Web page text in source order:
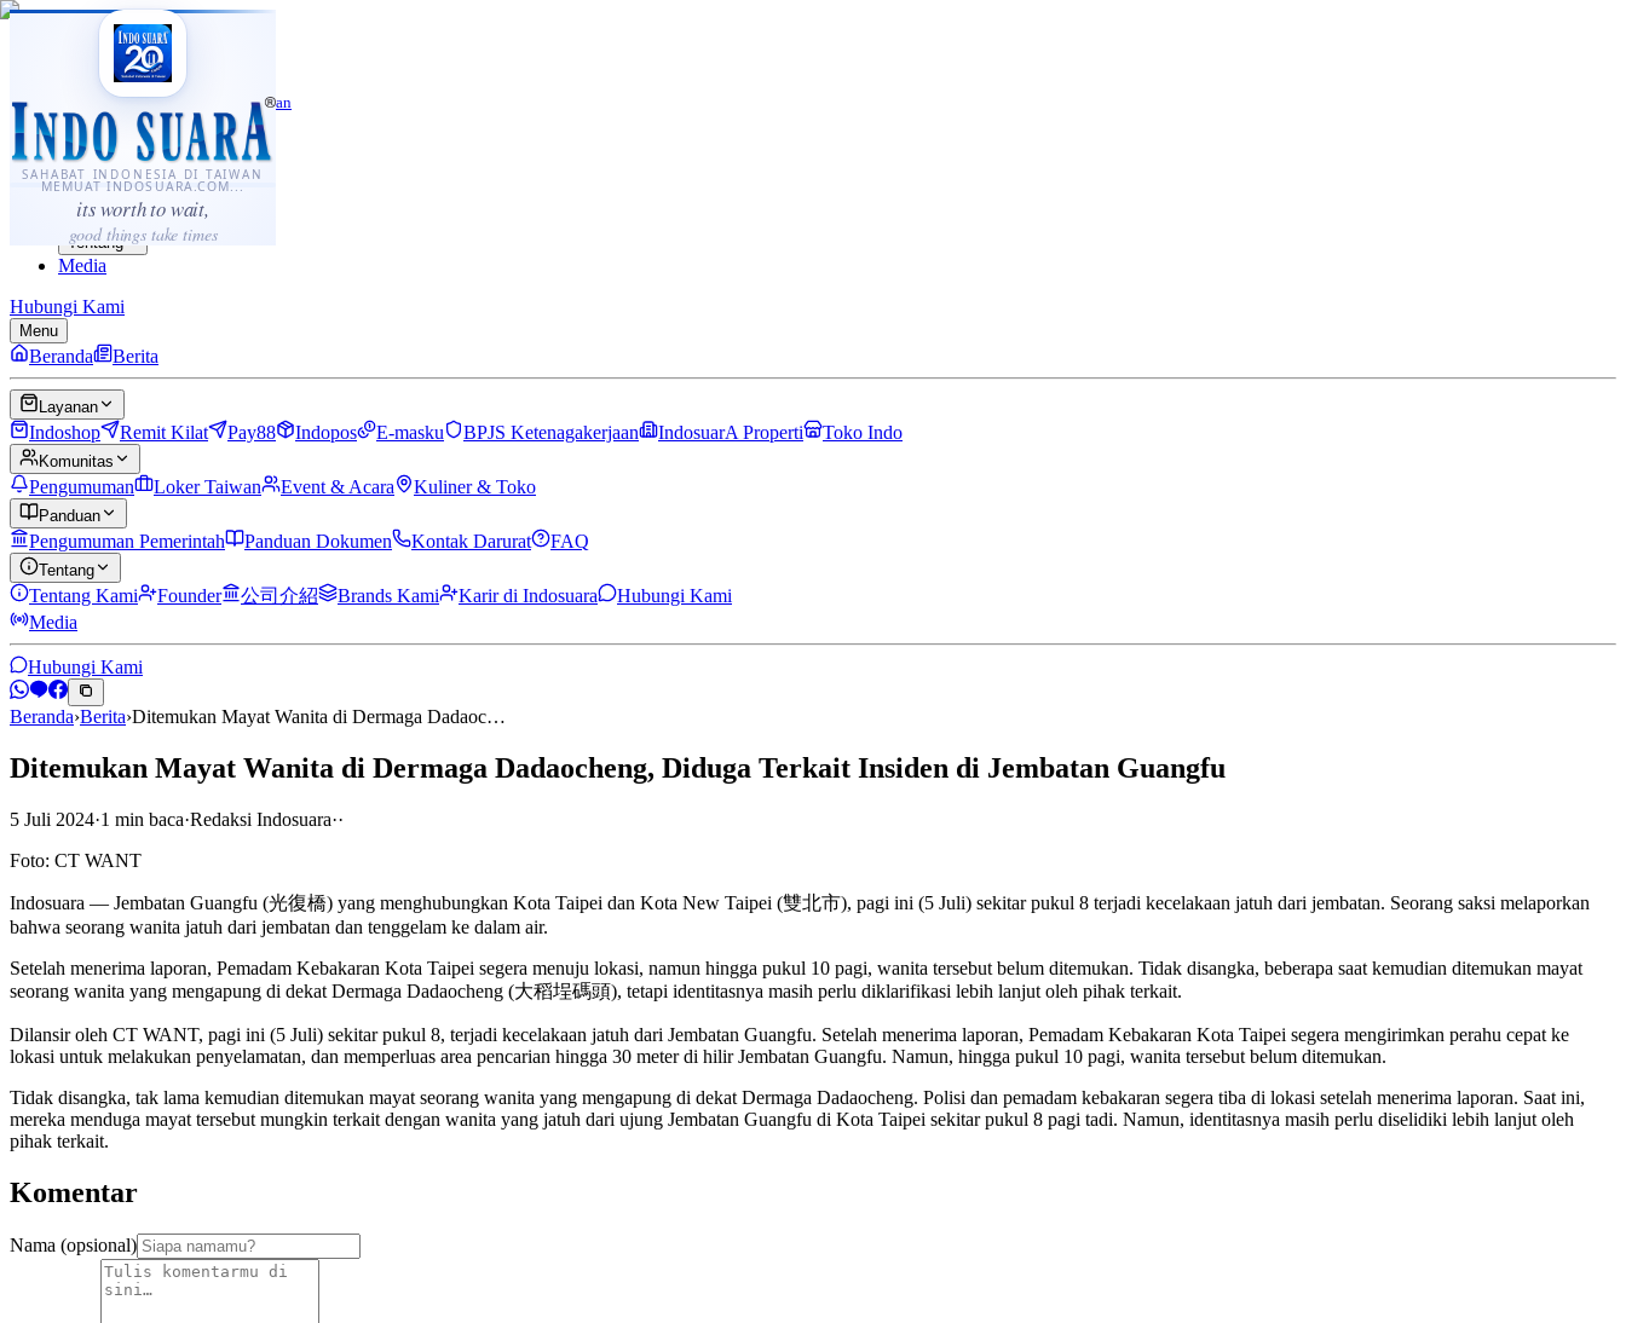
SAHABAT INDONESIA DI TAIWAN
MEMUAT INDOSUARA.COM...
its worth to wait,
good things take times
·...
⌘K
Sahabat Indonesia di Taiwan
Berita
Layanan
Komunitas
Panduan
Tentang
Media
Hubungi Kami
Menu
Beranda Berita
Layanan
Indoshop Remit Kilat Pay88 Indopos E-masku BPJS Ketenagakerjaan IndosuarA Properti Toko Indo
Komunitas
Pengumuman Loker Taiwan Event & Acara Kuliner & Toko
Panduan
Pengumuman Pemerintah Panduan Dokumen Kontak Darurat FAQ
Tentang
Tentang Kami Founder 公司介紹 Brands Kami Karir di Indosuara
Hubungi Kami
Media
Hubungi Kami
Beranda›Berita›Ditemukan Mayat Wanita di Dermaga Dadaoc…
Ditemukan Mayat Wanita di Dermaga Dadaocheng, Diduga Terkait Insiden di Jembatan Guangfu
5 Juli 2024·1 min baca·Redaksi Indosuara··
Foto: CT WANT
Indosuara — Jembatan Guangfu (光復橋) yang menghubungkan Kota Taipei dan Kota New Taipei (雙北市), pagi ini (5 Juli) sekitar pukul 8 terjadi kecelakaan jatuh dari jembatan. Seorang saksi melaporkan
bahwa seorang wanita jatuh dari jembatan dan tenggelam ke dalam air.
Setelah menerima laporan, Pemadam Kebakaran Kota Taipei segera menuju lokasi, namun hingga pukul 10 pagi, wanita tersebut belum ditemukan. Tidak disangka, beberapa saat kemudian ditemukan mayat
seorang wanita yang mengapung di dekat Dermaga Dadaocheng (大稻埕碼頭), tetapi identitasnya masih perlu diklarifikasi lebih lanjut oleh pihak terkait.
Dilansir oleh CT WANT, pagi ini (5 Juli) sekitar pukul 8, terjadi kecelakaan jatuh dari Jembatan Guangfu. Setelah menerima laporan, Pemadam Kebakaran Kota Taipei segera mengirimkan perahu cepat ke
lokasi untuk melakukan penyelamatan, dan memperluas area pencarian hingga 30 meter di hilir Jembatan Guangfu. Namun, hingga pukul 10 pagi, wanita tersebut belum ditemukan.
Tidak disangka, tak lama kemudian ditemukan mayat seorang wanita yang mengapung di dekat Dermaga Dadaocheng. Polisi dan pemadam kebakaran segera tiba di lokasi setelah menerima laporan. Saat ini,
mereka menduga mayat tersebut mungkin terkait dengan wanita yang jatuh dari ujung Jembatan Guangfu di Kota Taipei sekitar pukul 8 pagi tadi. Namun, identitasnya masih perlu diselidiki lebih lanjut oleh
pihak terkait.
Komentar
Nama (opsional)